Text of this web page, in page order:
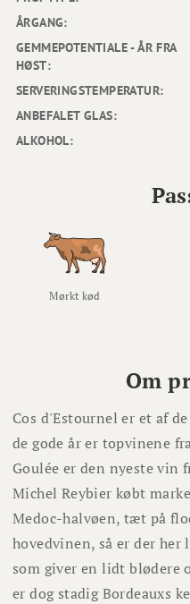
ÅRGANG:
GEMMEPOTENTIALE - ÅR FRA
HØST:
SERVERINGSTEMPERATUR:
ANBEFALET GLAS:
ALKOHOL:
Mørkt kød
Om
Cos d'Estournel er et af
de gode år er topvinene
Goulée er den nyeste vin
Michel Reybier købt
Medoc-halvøen, tæt på
hovedvinen, så er der
som giver en lidt blødere
er dog stadig Bordeauxs